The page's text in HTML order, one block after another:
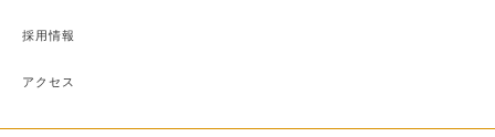
採用情報
アクセス